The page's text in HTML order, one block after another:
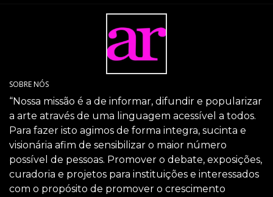
SOBRE NÓS
“Nossa missão é a de informar, difundir e popularizar
a arte através de uma linguagem acessível a todos.
Para fazer isto agimos de forma integra, sucinta e
visionária afim de sensibilizar o maior número
possível de pessoas. Promover o debate, exposições,
curadoria e projetos para instituições e interessados
com o propósito de promover o crescimento